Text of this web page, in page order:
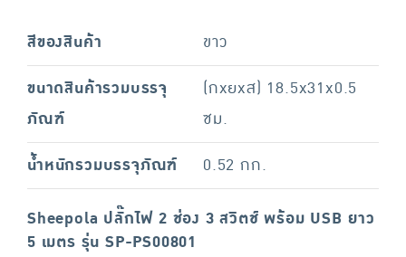
สีของสินค้า
ขาว
ขนาดสินค้ารวมบรรจุ
ภัณฑ์
(กxยxส) 18.5x31x0.5
ซม.
น้ำหนักรวมบรรจุภัณฑ์
0.52 กก.
Sheepola ปลั๊กไฟ 2 ช่อง 3 สวิตช์ พร้อม USB ยาว
5 เมตร รุ่น SP-PS00801